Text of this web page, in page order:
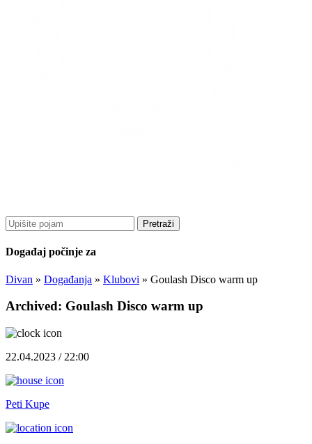
Pretraži
Događaj počinje za
Divan » Događanja » Klubovi » Goulash Disco warm up
Archived: Goulash Disco warm up
22.04.2023 / 22:00
Peti Kupe